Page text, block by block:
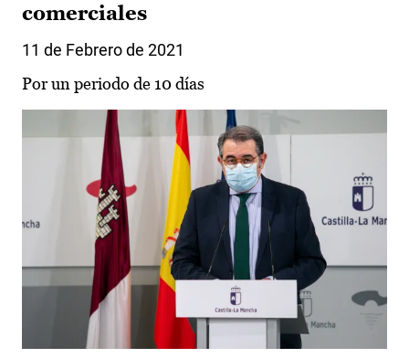
comerciales
11 de Febrero de 2021
Por un periodo de 10 días